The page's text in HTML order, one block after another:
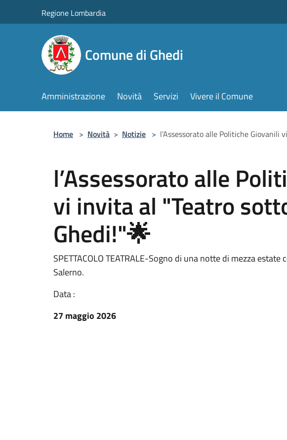
Regione Lombardia
Comune di Ghedi
Amministrazione Novità Servizi Vivere il Comune
Home > Novità > Notizie > l’Assessorato alle Politiche
l’Assessorato alle
vi invita al "Teatro
Ghedi!"🌟
SPETTACOLO TEATRALE-Sogno di una notte di mezza
Salerno.
Data :
27 maggio 2026